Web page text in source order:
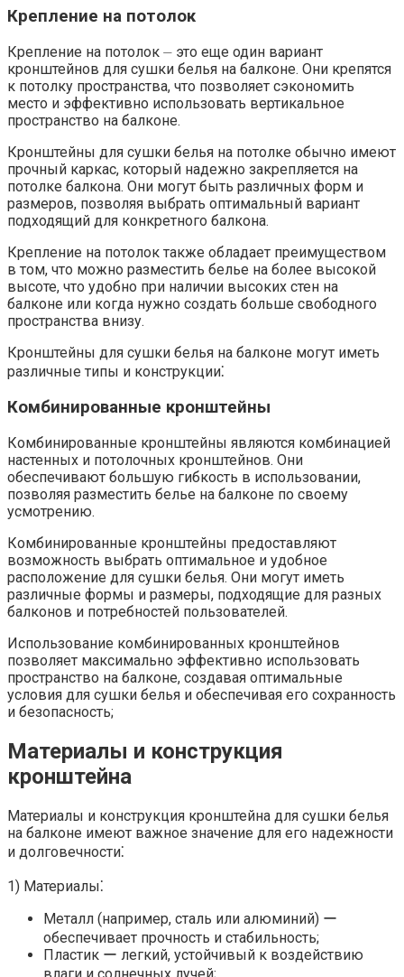
Крепление на потолок
Крепление на потолок ⏤ это еще один вариант
кронштейнов для сушки белья на балконе.​ Они крепятся
к потолку пространства, что позволяет сэкономить
место и эффективно использовать вертикальное
пространство на балконе.​
Кронштейны для сушки белья на потолке обычно имеют
прочный каркас, который надежно закрепляется на
потолке балкона.​ Они могут быть различных форм и
размеров, позволяя выбрать оптимальный вариант
подходящий для конкретного балкона.
Крепление на потолок также обладает преимуществом
в том, что можно разместить белье на более высокой
высоте, что удобно при наличии высоких стен на
балконе или когда нужно создать больше свободного
пространства внизу.​
Кронштейны для сушки белья на балконе могут иметь
различные типы и конструкции⁚
Комбинированные кронштейны
Комбинированные кронштейны являются комбинацией
настенных и потолочных кронштейнов. Они
обеспечивают большую гибкость в использовании,
позволяя разместить белье на балконе по своему
усмотрению.​
Комбинированные кронштейны предоставляют
возможность выбрать оптимальное и удобное
расположение для сушки белья.​ Они могут иметь
различные формы и размеры, подходящие для разных
балконов и потребностей пользователей.
Использование комбинированных кронштейнов
позволяет максимально эффективно использовать
пространство на балконе, создавая оптимальные
условия для сушки белья и обеспечивая его сохранность
и безопасность;
Материалы и конструкция
кронштейна
Материалы и конструкция кронштейна для сушки белья
на балконе имеют важное значение для его надежности
и долговечности⁚
1) Материалы⁚
Металл (например, сталь или алюминий) ー
обеспечивает прочность и стабильность;
Пластик ー легкий, устойчивый к воздействию